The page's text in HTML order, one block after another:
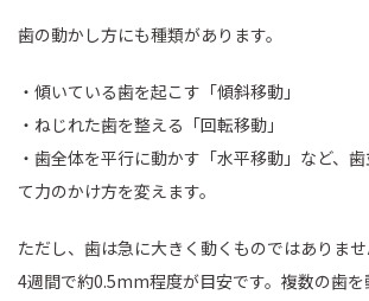
歯の動かし方にも種類があります。
・傾いている歯を起こす「傾斜移動」
・ねじれた歯を整える「回転移動」
・歯全体を平行に動かす「水平移動」など、
て力のかけ方を変えます。
ただし、歯は急に大きく動くものではありま
4週間で約0.5mm程度が目安です。複数の歯